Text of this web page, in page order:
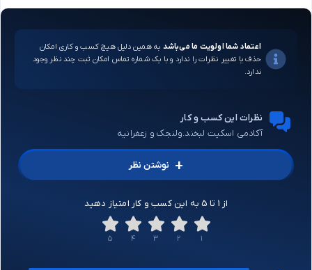
اعتماد شما اولویت ما می‌باشد به همین دلیل هیچ کسب و کاری امکان
حذف یا تغییر نظرات را ندارد و با یک شماره تماس امکان ثبت چند نظر وجود
ندارد.
نظرات این کسب و کار
آکادمی اسکیت لبخند.ولنجک و زعفرانیه
+ نوشتن نظر
از 1 تا 5 به این کسب و کار امتیاز دهید
1
2
3
4
5